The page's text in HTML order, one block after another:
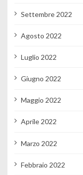
Settembre 2022
Agosto 2022
Luglio 2022
Giugno 2022
Maggio 2022
Aprile 2022
Marzo 2022
Febbraio 2022